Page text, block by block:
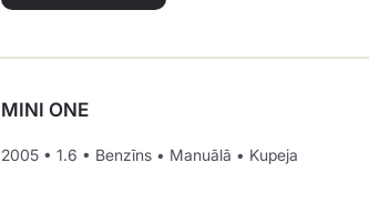
MINI ONE
2005 • 1.6 • Benzīns • Manuālā • Kupeja